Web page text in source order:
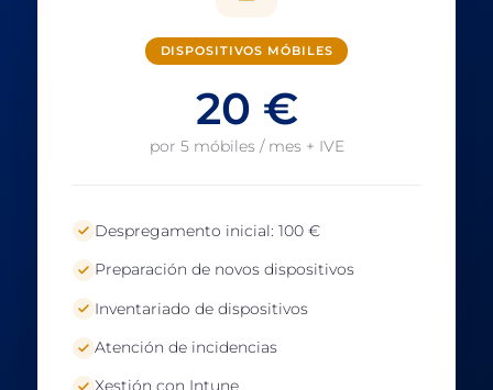
DISPOSITIVOS MÓBILES
20 €
por 5 móbiles / mes + IVE
Despregamento inicial: 100 €
Preparación de novos dispositivos
Inventariado de dispositivos
Atención de incidencias
Xestión con Intune